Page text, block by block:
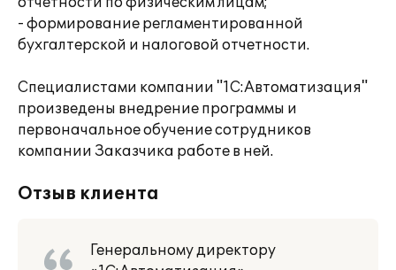
- формирование регламентированной
бухгалтерской и налоговой отчетности.
Специалистами компании "1С:Автоматизация"
произведены внедрение программы и
первоначальное обучение сотрудников
компании Заказчика работе в ней.
Отзыв клиента
Генеральному директору